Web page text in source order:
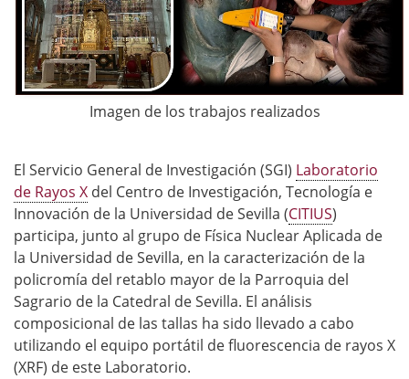
Imagen de los trabajos realizados
El Servicio General de Investigación (SGI) Laboratorio
de Rayos X del Centro de Investigación, Tecnología e
Innovación de la Universidad de Sevilla (CITIUS)
participa, junto al grupo de Física Nuclear Aplicada de
la Universidad de Sevilla, en la caracterización de la
policromía del retablo mayor de la Parroquia del
Sagrario de la Catedral de Sevilla. El análisis
composicional de las tallas ha sido llevado a cabo
utilizando el equipo portátil de fluorescencia de rayos X
(XRF) de este Laboratorio.